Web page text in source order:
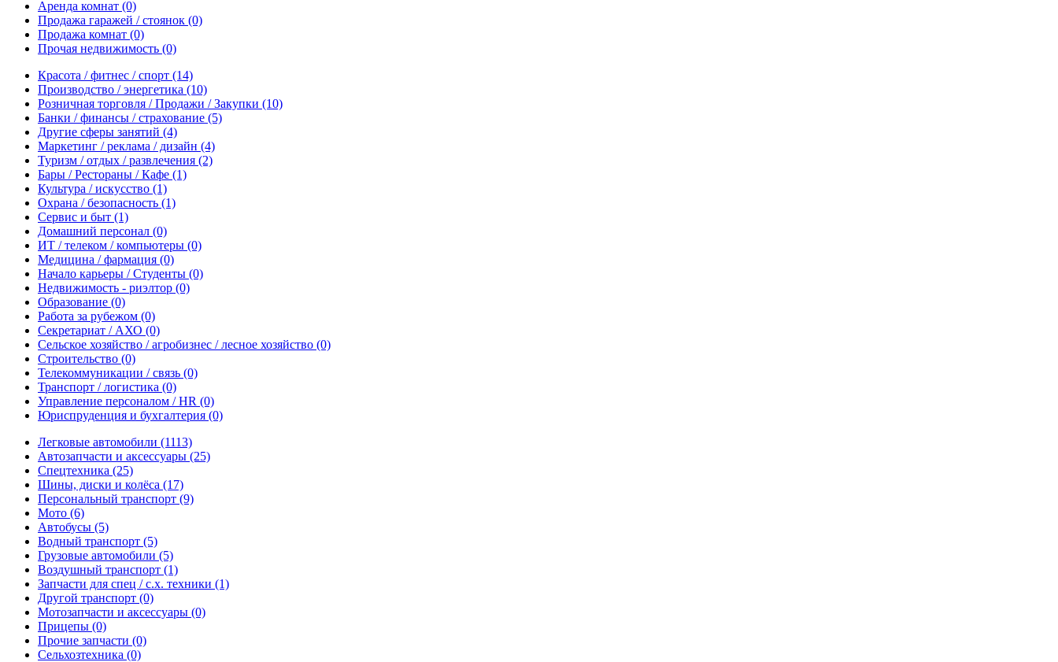
Аренда комнат (0)
Продажа гаражей / стоянок (0)
Продажа комнат (0)
Прочая недвижимость (0)
Красота / фитнес / спорт (14)
Производство / энергетика (10)
Розничная торговля / Продажи / Закупки (10)
Банки / финансы / страхование (5)
Другие сферы занятий (4)
Маркетинг / реклама / дизайн (4)
Туризм / отдых / развлечения (2)
Бары / Рестораны / Кафе (1)
Культура / искусство (1)
Охрана / безопасность (1)
Сервис и быт (1)
Домашний персонал (0)
ИТ / телеком / компьютеры (0)
Медицина / фармация (0)
Начало карьеры / Студенты (0)
Недвижимость - риэлтор (0)
Образование (0)
Работа за рубежом (0)
Секретариат / АХО (0)
Сельское хозяйство / агробизнес / лесное хозяйство (0)
Строительство (0)
Телекоммуникации / связь (0)
Транспорт / логистика (0)
Управление персоналом / HR (0)
Юриспруденция и бухгалтерия (0)
Легковые автомобили (1113)
Автозапчасти и аксессуары (25)
Спецтехника (25)
Шины, диски и колёса (17)
Персональный транспорт (9)
Мото (6)
Автобусы (5)
Водный транспорт (5)
Грузовые автомобили (5)
Воздушный транспорт (1)
Запчасти для спец / с.х. техники (1)
Другой транспорт (0)
Мотозапчасти и аксессуары (0)
Прицепы (0)
Прочие запчасти (0)
Сельхозтехника (0)